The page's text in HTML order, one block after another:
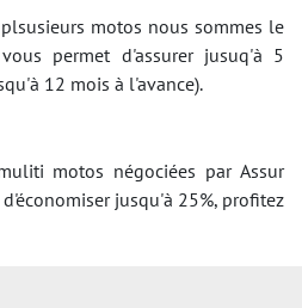
motos nous sommes le
permet d'assurer jusuq'à 5
12 mois à l'avance).
motos négociées par Assur
jusqu'à 25%, profitez